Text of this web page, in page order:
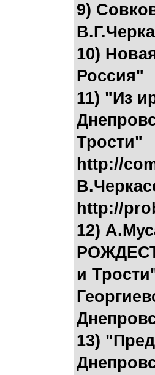
9)
10)
Россия"
11) "Из
Трости"
http://
http://
12)
и
13)